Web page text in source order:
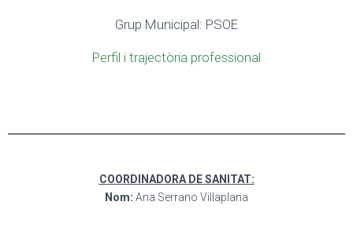
Grup Municipal: PSOE
Perfil i trajectòria professional
COORDINADORA DE SANITAT:
Nom: Ana Serrano Villaplana